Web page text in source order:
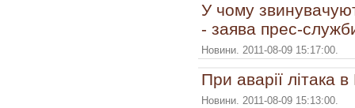
У чому
- заява прес-
Новини. 2011-08-09 15:17:00.
При аварії літака
Новини. 2011-08-09 15:13:00.